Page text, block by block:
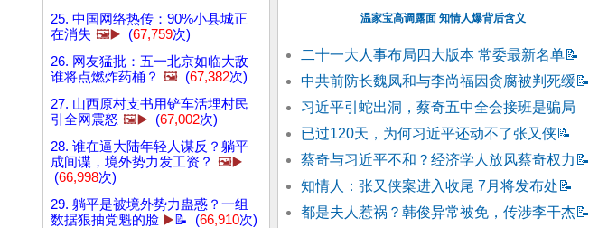
25. 中国网络热传：90%小县城正
在消失 🖼️▶️ (67,759次)
26. 网友猛批：五一北京如临大敌
谁将点燃炸药桶？ 🖼️ (67,382次)
27. 山西原村支书用铲车活埋村民
引全网震怒 🖼️▶️ (67,002次)
28. 谁在逼大陆年轻人谋反？躺平
成间谍，境外势力发工资？ 🖼️▶️
(66,998次)
29. 躺平是被境外势力蛊惑？一组
数据狠抽党魁的脸 ▶️📝 (66,910次)
温家宝高调露面 知情人爆背后含义
二十一大人事布局四大版本 常委最新名单📝
中共前防长魏凤和与李尚福因贪腐被判死缓📝
习近平引蛇出洞，蔡奇五中全会接班是骗局
已过120天，为何习近平还动不了张又侠📝
蔡奇与习近平不和？经济学人放风蔡奇权力 📝
知情人：张又侠案进入收尾 7月将发布处 📝
都是夫人惹祸？韩俊异常被免，传涉李干杰📝